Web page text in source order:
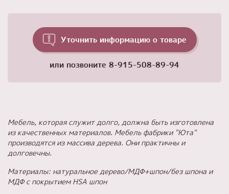
Уточнить информацию о товаре
или позвоните 8-915-508-89-94
Мебель, которая служит долго, должна быть изготовлена
из качественных материалов. Мебель фабрики "Юта"
производятся из массива дерева. Они практичны и
долговечны.
Материалы: натуральное дерево/МДФ+шпон/без шпона и
МДФ с покрытием HSA шпон